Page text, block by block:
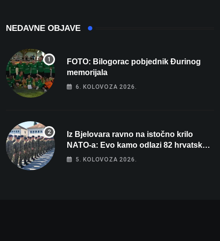
NEDAVNE OBJAVE
FOTO: Bilogorac pobjednik Đurinog
memorijala
6. KOLOVOZA 2026.
Iz Bjelovara ravno na istočno krilo
NATO-a: Evo kamo odlazi 82 hrvatska
vojnika i 6 vojnikinja
5. KOLOVOZA 2026.